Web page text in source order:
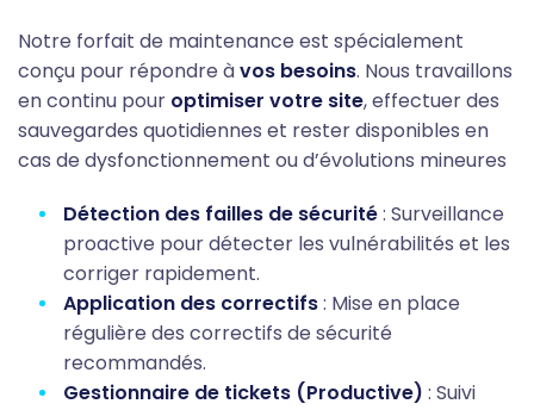
Notre forfait de maintenance est spécialement
conçu pour répondre àvos besoins. Nous travaillons
en continu pour optimiser votre site, effectuer des
sauvegardes quotidiennes et rester disponibles en
cas de dysfonctionnement ou d’évolutions mineures
Détection des failles de sécurité: Surveillance
proactive pour détecter les vulnérabilités et les
corriger rapidement.
Application des correctifs: Mise en place
régulière des correctifs de sécurité
recommandés.
Gestionnaire de tickets (Productive) : Suivi